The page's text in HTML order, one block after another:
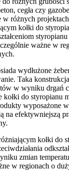
cegła czy
w różnych
kołki do
ważne w
wydłużone
Taka
w wyniku drgań
do styropianu
wyposażone
na efektywniejszą
kołki do
zmian
w regionach o